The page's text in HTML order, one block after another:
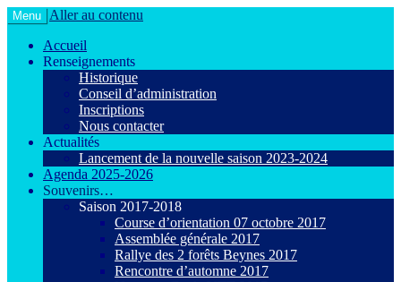
Agiot VTT Maurepas
Le VTT loisir en toute convivialité !
Menu
Aller au contenu
Accueil
Renseignements
Historique
Conseil d’administration
Inscriptions
Nous contacter
Actualités
Lancement de la nouvelle saison 2023-2024
Agenda 2025-2026
Souvenirs…
Saison 2017-2018
Course d’orientation 07 octobre 2017
Assemblée générale 2017
Rallye des 2 forêts Beynes 2017
Rencontre d’automne 2017